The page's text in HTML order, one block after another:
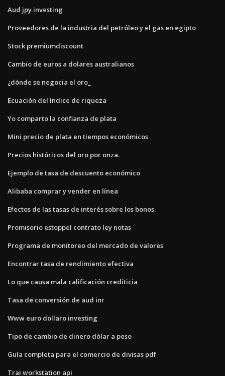
Aud jpy investing
Proveedores de la industria del petróleo y el gas en egipto
Stock premiumdiscount
Cambio de euros a dolares australianos
¿dónde se negocia el oro_
Ecuación del índice de riqueza
Yo comparto la confianza de plata
Mini precio de plata en tiempos económicos
Precios históricos del oro por onza.
Ejemplo de tasa de descuento económico
Alibaba comprar y vender en línea
Efectos de las tasas de interés sobre los bonos.
Promisorio estoppel contrato ley notas
Programa de monitoreo del mercado de valores
Encontrar tasa de rendimiento efectiva
Lo que causa mala calificación crediticia
Tasa de conversión de aud inr
Www euro dollaro investing
Tipo de cambio de dinero dólar a peso
Guía completa para el comercio de divisas pdf
Trai workstation api